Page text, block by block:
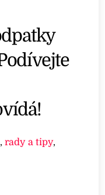
,rady a tipy,